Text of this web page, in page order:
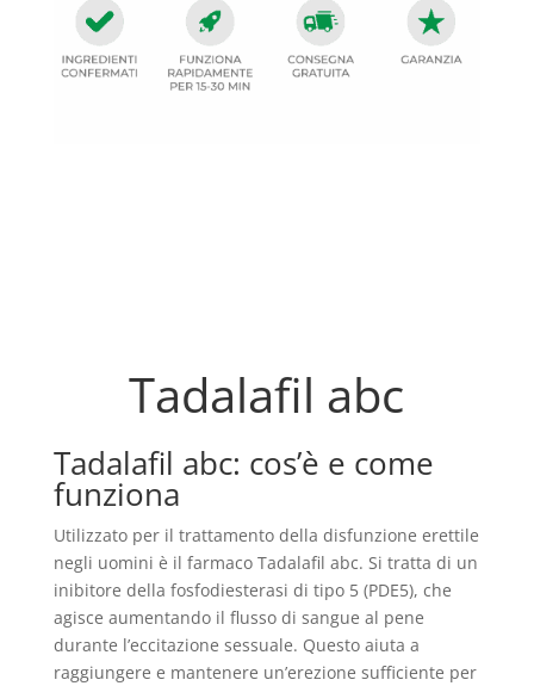
Tadalafil abc
Tadalafil abc: cos’è e come
funziona
Utilizzato per il trattamento della disfunzione erettile
negli uomini è il farmaco Tadalafil abc. Si tratta di un
inibitore della fosfodiesterasi di tipo 5 (PDE5), che
agisce aumentando il flusso di sangue al pene
durante l’eccitazione sessuale. Questo aiuta a
raggiungere e mantenere un’erezione sufficiente per